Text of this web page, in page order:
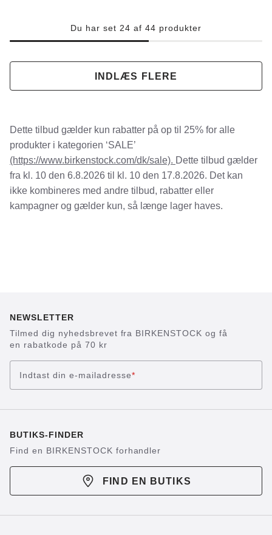
Du har set 24 af 44 produkter
INDLÆS FLERE
Dette tilbud gælder kun rabatter på op til 25% for alle
produkter i kategorien ‘SALE’
(https://www.birkenstock.com/dk/sale). Dette tilbud gælder
fra kl. 10 den 6.8.2026 til kl. 10 den 17.8.2026. Det kan
ikke kombineres med andre tilbud, rabatter eller
kampagner og gælder kun, så længe lager haves.
NEWSLETTER
Tilmed dig nyhedsbrevet fra BIRKENSTOCK og få
en rabatkode på 70 kr
Indtast din e-mailadresse*
BUTIKS-FINDER
Find en BIRKENSTOCK forhandler
FIND EN BUTIKS